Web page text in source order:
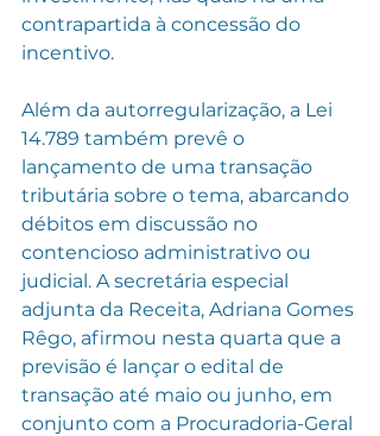
contrapartida à concessão do
incentivo.
Além da autorregularização, a Lei
14.789 também prevê o
lançamento de uma transação
tributária sobre o tema, abarcando
débitos em discussão no
contencioso administrativo ou
judicial. A secretária especial
adjunta da Receita, Adriana Gomes
Rêgo, afirmou nesta quarta que a
previsão é lançar o edital de
transação até maio ou junho, em
conjunto com a Procuradoria-Geral